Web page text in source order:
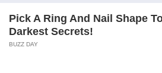
Kabarbaru.co